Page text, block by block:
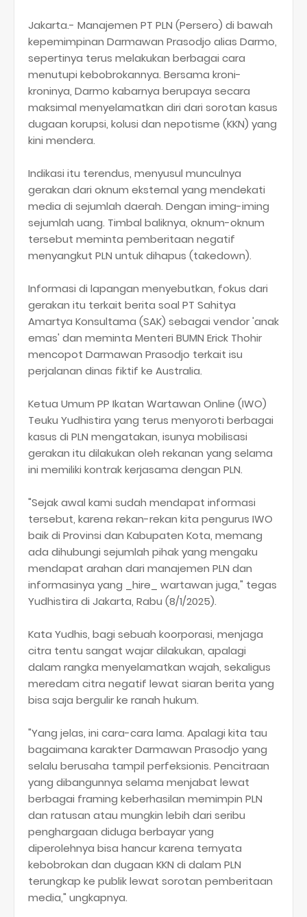
Jakarta.- Manajemen PT PLN (Persero) di bawah
kepemimpinan Darmawan Prasodjo alias Darmo,
sepertinya terus melakukan berbagai cara
menutupi kebobrokannya. Bersama kroni-
kroninya, Darmo kabarnya berupaya secara
maksimal menyelamatkan diri dari sorotan kasus
dugaan korupsi, kolusi dan nepotisme (KKN) yang
kini mendera.
Indikasi itu terendus, menyusul munculnya
gerakan dari oknum eksternal yang mendekati
media di sejumlah daerah. Dengan iming-iming
sejumlah uang. Timbal baliknya, oknum-oknum
tersebut meminta pemberitaan negatif
menyangkut PLN untuk dihapus (takedown).
Informasi di lapangan menyebutkan, fokus dari
gerakan itu terkait berita soal PT Sahitya
Amartya Konsultama (SAK) sebagai vendor 'anak
emas' dan meminta Menteri BUMN Erick Thohir
mencopot Darmawan Prasodjo terkait isu
perjalanan dinas fiktif ke Australia.
Ketua Umum PP Ikatan Wartawan Online (IWO)
Teuku Yudhistira yang terus menyoroti berbagai
kasus di PLN mengatakan, isunya mobilisasi
gerakan itu dilakukan oleh rekanan yang selama
ini memiliki kontrak kerjasama dengan PLN.
"Sejak awal kami sudah mendapat informasi
tersebut, karena rekan-rekan kita pengurus IWO
baik di Provinsi dan Kabupaten Kota, memang
ada dihubungi sejumlah pihak yang mengaku
mendapat arahan dari manajemen PLN dan
informasinya yang _hire_ wartawan juga," tegas
Yudhistira di Jakarta, Rabu (8/1/2025).
Kata Yudhis, bagi sebuah koorporasi, menjaga
citra tentu sangat wajar dilakukan, apalagi
dalam rangka menyelamatkan wajah, sekaligus
meredam citra negatif lewat siaran berita yang
bisa saja bergulir ke ranah hukum.
"Yang jelas, ini cara-cara lama. Apalagi kita tau
bagaimana karakter Darmawan Prasodjo yang
selalu berusaha tampil perfeksionis. Pencitraan
yang dibangunnya selama menjabat lewat
berbagai framing keberhasilan memimpin PLN
dan ratusan atau mungkin lebih dari seribu
penghargaan diduga berbayar yang
diperolehnya bisa hancur karena ternyata
kebobrokan dan dugaan KKN di dalam PLN
terungkap ke publik lewat sorotan pemberitaan
media," ungkapnya.